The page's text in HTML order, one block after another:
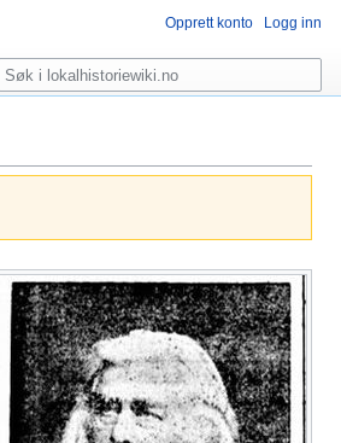
Opprett konto Logg inn
Søk